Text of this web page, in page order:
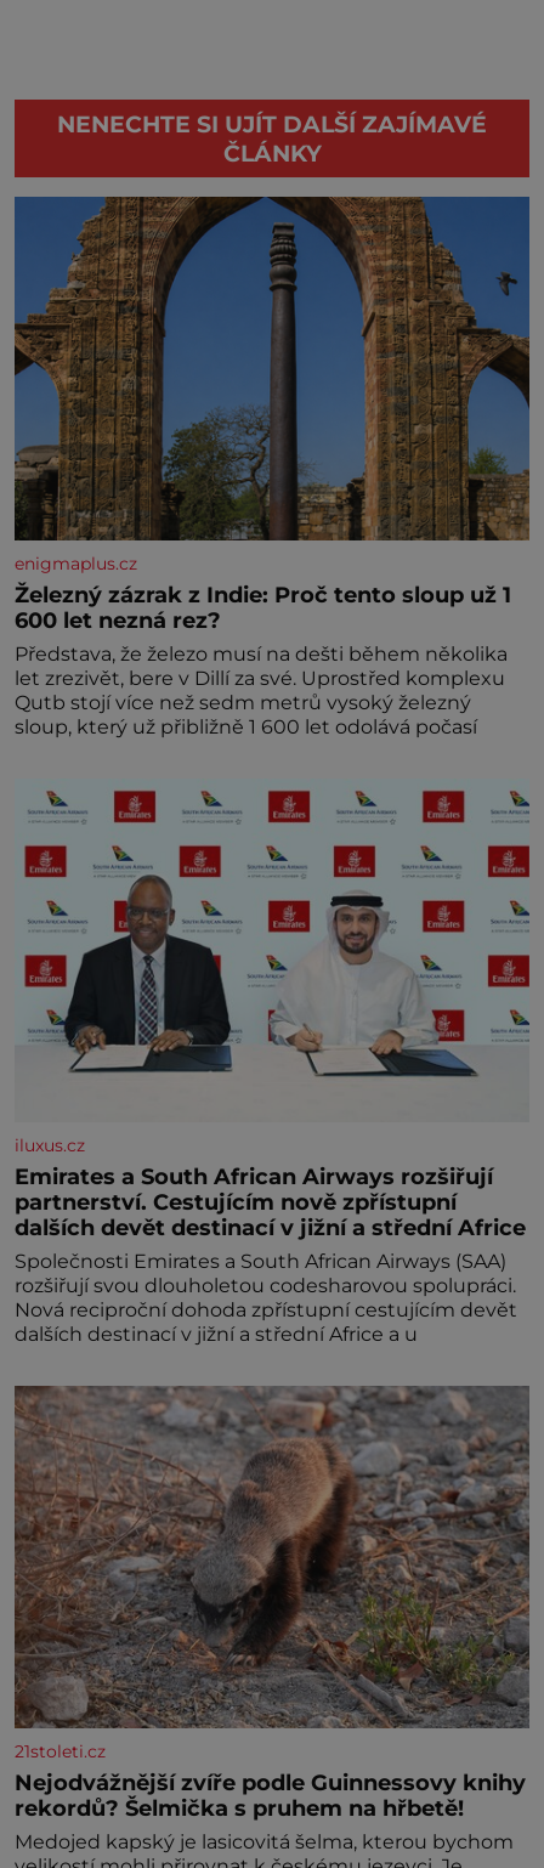
NENECHTE SI UJÍT DALŠÍ ZAJÍMAVÉ
ČLÁNKY
enigmaplus.cz
Železný zázrak z Indie: Proč tento sloup už 1
600 let nezná rez?
Představa, že železo musí na dešti během několika
let zrezivět, bere v Dillí za své. Uprostřed komplexu
Qutb stojí více než sedm metrů vysoký železný
sloup, který už přibližně 1 600 let odolává počasí
iluxus.cz
Emirates a South African Airways rozšiřují
partnerství. Cestujícím nově zpřístupní
dalších devět destinací v jižní a střední Africe
Společnosti Emirates a South African Airways (SAA)
rozšiřují svou dlouholetou codesharovou spolupráci.
Nová reciproční dohoda zpřístupní cestujícím devět
dalších destinací v jižní a střední Africe a u
21stoleti.cz
Nejodvážnější zvíře podle Guinnessovy knihy
rekordů? Šelmička s pruhem na hřbetě!
Medojed kapský je lasicovitá šelma, kterou bychom